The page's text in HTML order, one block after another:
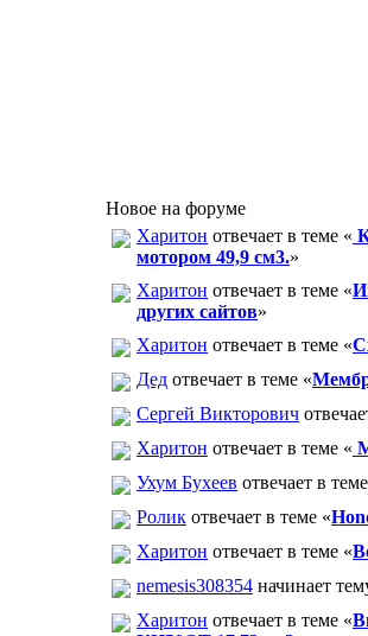
Новое на форуме
Харитон отвечает в теме «
мотором 49,9 см3.»
Харитон отвечает в теме «
других сайтов»
Харитон отвечает в теме «
Дед отвечает в теме «
Сергей Викторович
Харитон отвечает в теме «
Ухум Бухеев отвечает в
Ролик отвечает в теме «
Харитон отвечает в теме «
nemesis308354 начинает
Харитон отвечает в теме «